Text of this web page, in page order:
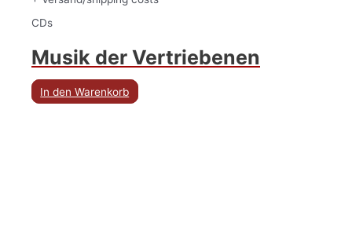
CDs
Musik der Vertriebenen
In den Warenkorb